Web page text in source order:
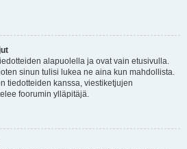
alapuolella ja ovat vain etusivulla.
sinun tulisi lukea ne aina kun mahdollista.
tiedotteiden kanssa, viestiketjujen
foorumin ylläpitäjä.